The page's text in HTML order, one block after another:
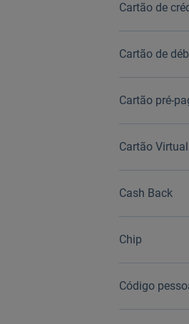
Cartão de
Cartão de
Cartão pré-
Cartão Virtual
Cash Back
Chip
Código